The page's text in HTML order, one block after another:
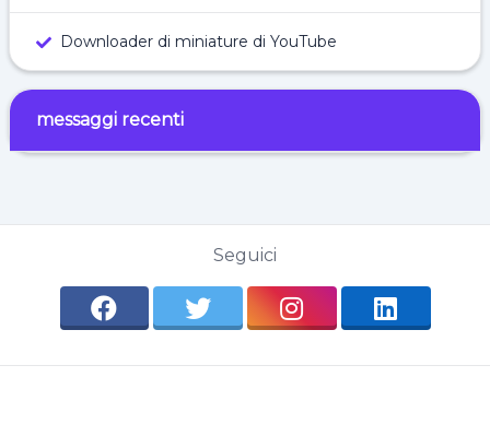
Downloader di miniature di YouTube
messaggi recenti
Seguici